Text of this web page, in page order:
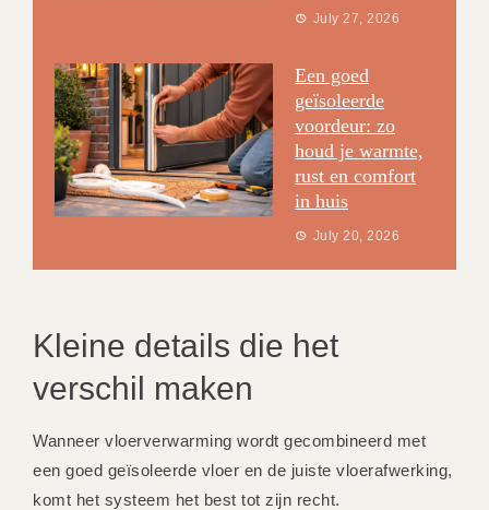
July 27, 2026
Een goed
geïsoleerde
voordeur: zo
houd je warmte,
rust en comfort
in huis
July 20, 2026
Kleine details die het
verschil maken
Wanneer vloerverwarming wordt gecombineerd met
een goed geïsoleerde vloer en de juiste vloerafwerking,
komt het systeem het best tot zijn recht.